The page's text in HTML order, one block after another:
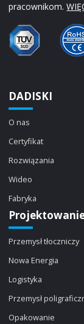
pracownikom.
DADISKI
O nas
Certyfikat
Rozwiązania
Wideo
Fabryka
Przemysł tłoczniczy
Nowa Energia
Logistyka
Przemysł
Opakowanie